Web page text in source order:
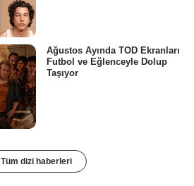
Ağustos Ayında TOD Ekranları
Futbol ve Eğlenceyle Dolup
Taşıyor
Tüm dizi haberleri